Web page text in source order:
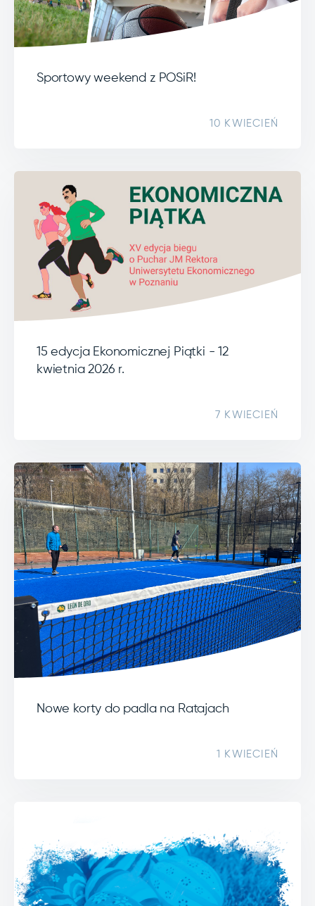
Sportowy weekend z POSiR!
10 KWIECIEŃ
15 edycja Ekonomicznej Piątki - 12
kwietnia 2026 r.
7 KWIECIEŃ
Nowe korty do padla na Ratajach
1 KWIECIEŃ